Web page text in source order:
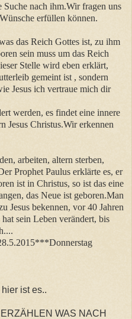
Suche nach ihm.Wir fragen uns
erfüllen können.
das Reich Gottes ist, zu ihm
sein muss um das Reich
Stelle wird eben erklärt,
gemeint ist , sondern
Jesus ich vertraue mich dir
werden, es findet eine innere
Jesus Christus.Wir erkennen
arbeiten, altern sterben,
Prophet Paulus erklärte es, er
ist in Christus, so ist das eine
das Neue ist geboren.Man
Jesus bekennen, vor 40 Jahren
sein Leben verändert, bis
ist es..
WAS NACH